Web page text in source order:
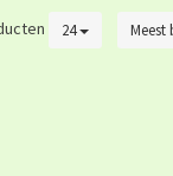
24 Meest